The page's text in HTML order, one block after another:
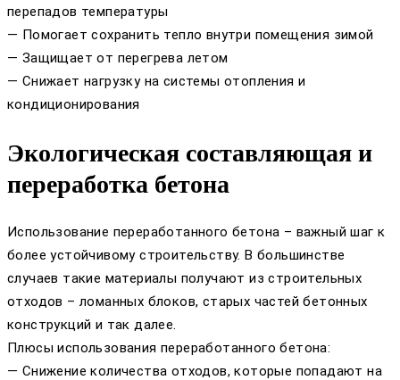
перепадов температуры
— Помогает сохранить тепло внутри помещения зимой
— Защищает от перегрева летом
— Снижает нагрузку на системы отопления и
кондиционирования
Экологическая составляющая и
переработка бетона
Использование переработанного бетона – важный шаг к
более устойчивому строительству. В большинстве
случаев такие материалы получают из строительных
отходов – ломанных блоков, старых частей бетонных
конструкций и так далее.
Плюсы использования переработанного бетона:
— Снижение количества отходов, которые попадают на